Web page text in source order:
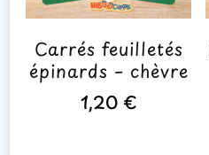
Carrés feuilletés
épinards – chèvre
1,20 €